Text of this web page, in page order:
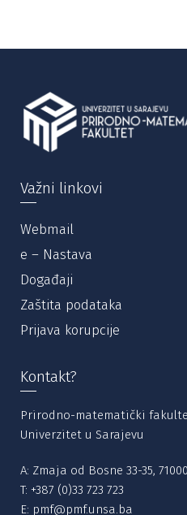
Važni linkovi
Webmail
e – Nastava
Događaji
Zaštita podataka
Prijava korupcije
Kontakt?
Prirodno-matematički
Univerzitet u Sarajevu
A: Zmaja od Bosne 33-35,
T: +387 (0)33 723 723
E: pmf@pmf.unsa.ba